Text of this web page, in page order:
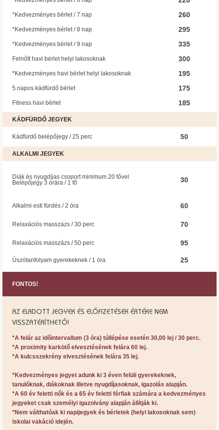
*Kedvezményes bérlet / 7 nap 260
*Kedvezményes bérlet / 8 nap 295
*Kedvezményes bérlet / 9 nap 335
Felnőtt havi bérlet helyi lakosoknak 300
*Kedvezményes havi bérlet helyi lakosoknak 195
5 napos kádfürdő bérlet 175
Fitness havi bérlet 185
KÁDFÜRDŐ JEGYEK
Kádfürdő belépőjegy / 25 perc 50
ALKALMI JEGYEK
Diák és nyugdíjas csoport minimum 20 fővel
Belépőjegy 3 órára / 1 fő
30
Alkalmi esti fürdés / 2 óra 60
Relaxációs masszázs / 30 perc 70
Relaxációs masszázs / 50 perc 95
Úszótanfolyam gyerekeknek / 1 óra 25
FONTOS!
AZ ELADOTT JEGYEK ÉS ELŐFIZETÉSEK ÉRTÉKE NEM
VISSZATÉRÍTHETŐ!
*A felár az időintervallum (3 óra) túllépése esetén 30,00 lej / 30 perc.
*A proximity karkötő elvesztésének felára 60 lej.
*A kulcsszekrény elvesztésének felára 35 lej.
*Kedvezményes jegyet adunk ki 3 éven felüli gyerekeknek,
tanulóknak, diákoknak illetve nyugdíjasoknak, igazolás alapján.
*A 60 év feletti nők és a 65 év feletti férfiak számára a kedvezményes
jegyeket csak személyi igazolvány alapján állítják ki.
*Nem válthatóak ki napijegyek és bérletek (helyi lakosoknak sem)
iskolai vakáció idején.